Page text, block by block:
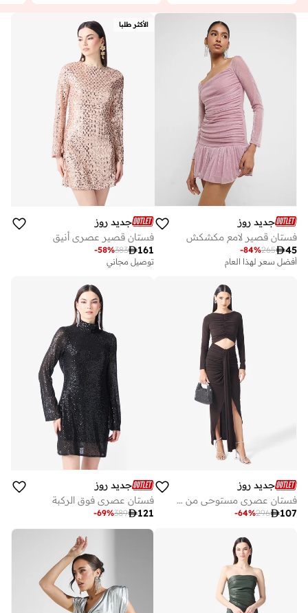
جديد روز
فستان قصير لامع مكشكش
45
265
-84%
أفضل سعر لهذا العام
الأكثر طلبا
جديد روز
فستان قصير عصري أنيق
161
383
-58%
توصيل مجاني
جديد روز
فستان عصري مستوحى من الطراز التقليدي
107
296
-64%
جديد روز
فستان عصري فوق الركبة
121
389
-69%